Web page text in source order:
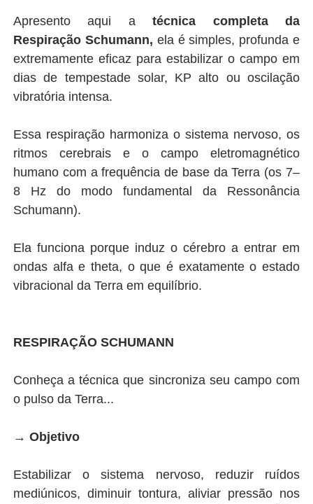
Apresento aqui atécnica completa da
Respiração Schumann, ela é simples, profunda e
extremamente eficaz para estabilizar o campo em
dias de tempestade solar, KP alto ou oscilação
vibratória intensa.
Essa respiração harmoniza o sistema nervoso, os
ritmos cerebrais e o campo eletromagnético
humano com a frequência de base da Terra (os 7–
8 Hz do modo fundamental da Ressonância
Schumann).
Ela funciona porque induz o cérebro a entrar em
ondas alfa e theta, o que é exatamente o estado
vibracional da Terra em equilíbrio.
RESPIRAÇÃO SCHUMANN
Conheça a técnica que sincroniza seu campo com
o pulso da Terra...
→ Objetivo
Estabilizar o sistema nervoso, reduzir ruídos
mediúnicos, diminuir tontura, aliviar pressão nos